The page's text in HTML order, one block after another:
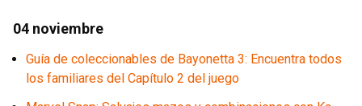
04 noviembre
Guía de coleccionables de Bayonetta 3: Encuentra todos
los familiares del Capítulo 2 del juego